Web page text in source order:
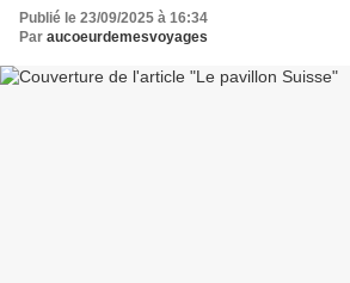
Publié le 23/09/2025 à 16:34
Par aucoeurdemesvoyages